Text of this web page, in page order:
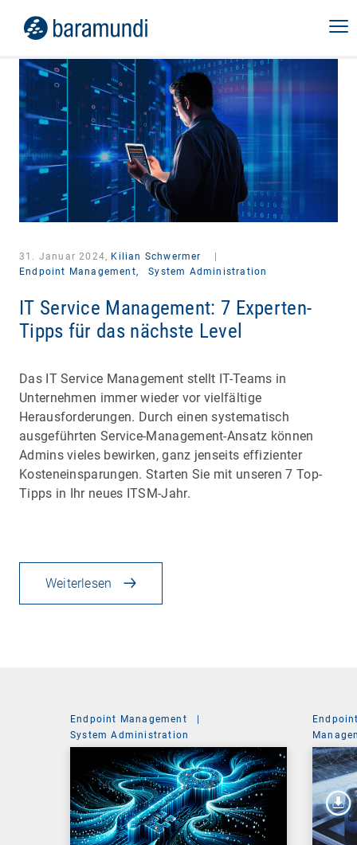
31. Januar 2024, Kilian Schwermer
Endpoint Management,
System Administration
IT Service Management: 7 Experten-
Tipps für das nächste Level
Das IT Service Management stellt IT-Teams in
Unternehmen immer wieder vor vielfältige
Herausforderungen. Durch einen systematisch
ausgeführten Service-Management-Ansatz können
Admins vieles bewirken, ganz jenseits effizienter
Kosteneinsparungen. Starten Sie mit unseren 7 Top-
Tipps in Ihr neues ITSM-Jahr.
Weiterlesen
Endpoint Management
System Administration